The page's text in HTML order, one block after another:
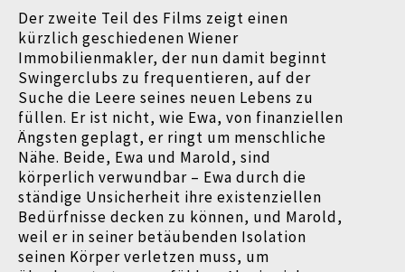
Der zweite Teil des Films zeigt einen
kürzlich geschiedenen Wiener
Immobilienmakler, der nun damit beginnt
Swingerclubs zu frequentieren, auf der
Suche die Leere seines neuen Lebens zu
füllen. Er ist nicht, wie Ewa, von finanziellen
Ängsten geplagt, er ringt um menschliche
Nähe. Beide, Ewa und Marold, sind
körperlich verwundbar – Ewa durch die
ständige Unsicherheit ihre existenziellen
Bedürfnisse decken zu können, und Marold,
weil er in seiner betäubenden Isolation
seinen Körper verletzen muss, um